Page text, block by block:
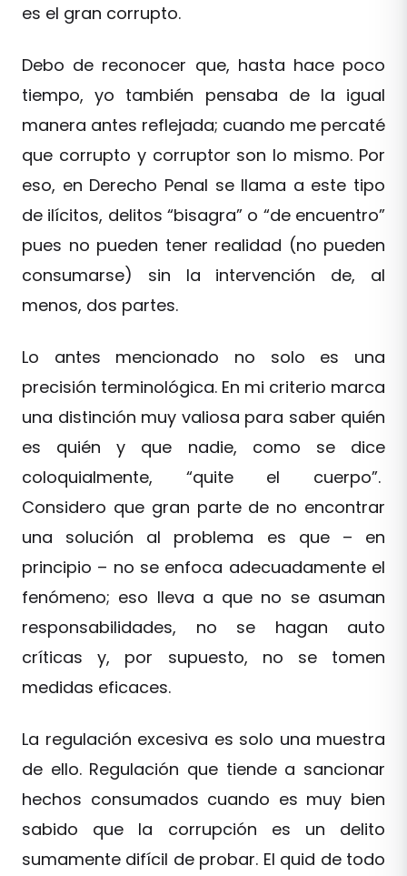
es el gran corrupto.
Debo de reconocer que, hasta hace poco
tiempo, yo también pensaba de la igual
manera antes reflejada; cuando me percaté
que corrupto y corruptor son lo mismo. Por
eso, en Derecho Penal se llama a este tipo
de ilícitos, delitos “bisagra” o “de encuentro”
pues no pueden tener realidad (no pueden
consumarse) sin la intervención de, al
menos, dos partes.
Lo antes mencionado no solo es una
precisión terminológica. En mi criterio marca
una distinción muy valiosa para saber quién
es quién y que nadie, como se dice
coloquialmente, “quite el cuerpo”.
Considero que gran parte de no encontrar
una solución al problema es que – en
principio – no se enfoca adecuadamente el
fenómeno; eso lleva a que no se asuman
responsabilidades, no se hagan auto
críticas y, por supuesto, no se tomen
medidas eficaces.
La regulación excesiva es solo una muestra
de ello. Regulación que tiende a sancionar
hechos consumados cuando es muy bien
sabido que la corrupción es un delito
sumamente difícil de probar. El quid de todo